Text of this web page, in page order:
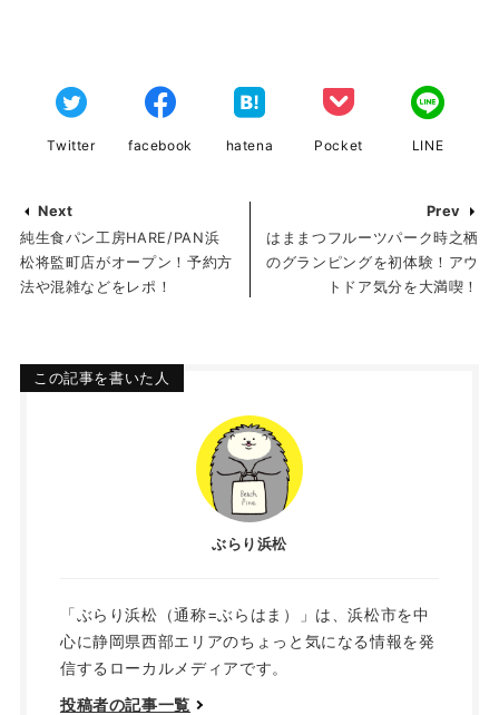
Twitter facebook hatena Pocket LINE
Next
純生食パン工房HARE/PAN浜
松将監町店がオープン！予約方
法や混雑などをレポ！
Prev
はままつフルーツパーク時之栖
のグランピングを初体験！アウ
トドア気分を大満喫！
この記事を書いた人
ぶらり浜松
「ぶらり浜松（通称=ぶらはま）」は、浜松市を中
心に静岡県西部エリアのちょっと気になる情報を発
信するローカルメディアです。
投稿者の記事一覧